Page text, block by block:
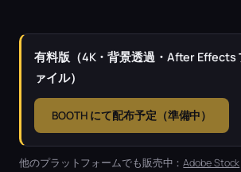
有料版（4K・背景透過・After Effects
ァイル）
BOOTH にて配布予定（準備中）
他のプラットフォームでも販売中：Adobe Stock